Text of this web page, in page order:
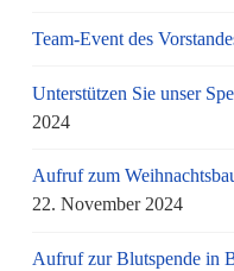
Team-Event des
Unterstützen Sie unser
2024
Aufruf zum
22. November 2024
Aufruf zur Blutspende in